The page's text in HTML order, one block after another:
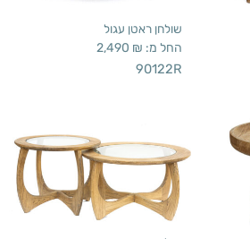
שולחן ראטן עגול
החל מ: 2,490 ₪
90122R